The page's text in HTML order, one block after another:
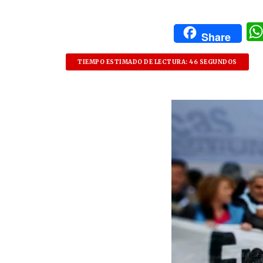
Share
TIEMPO ESTIMADO DE LECTURA: 46 SEGUNDOS